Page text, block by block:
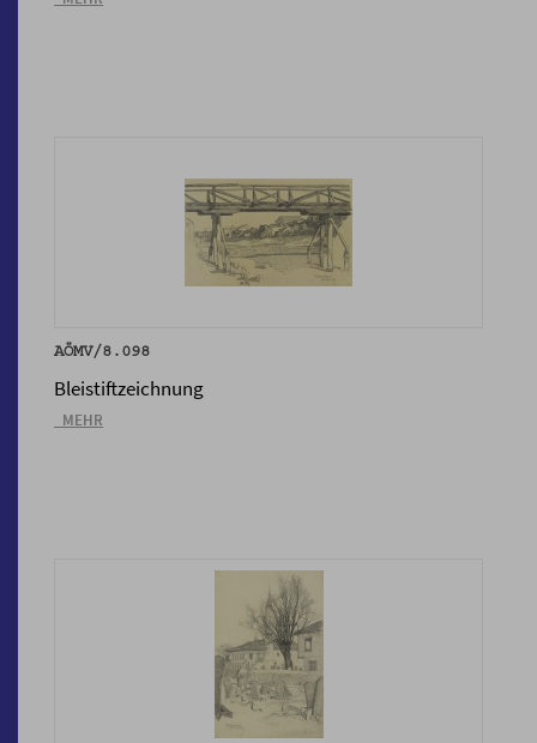
AÖMV/8.098
Bleistiftzeichnung
_MEHR